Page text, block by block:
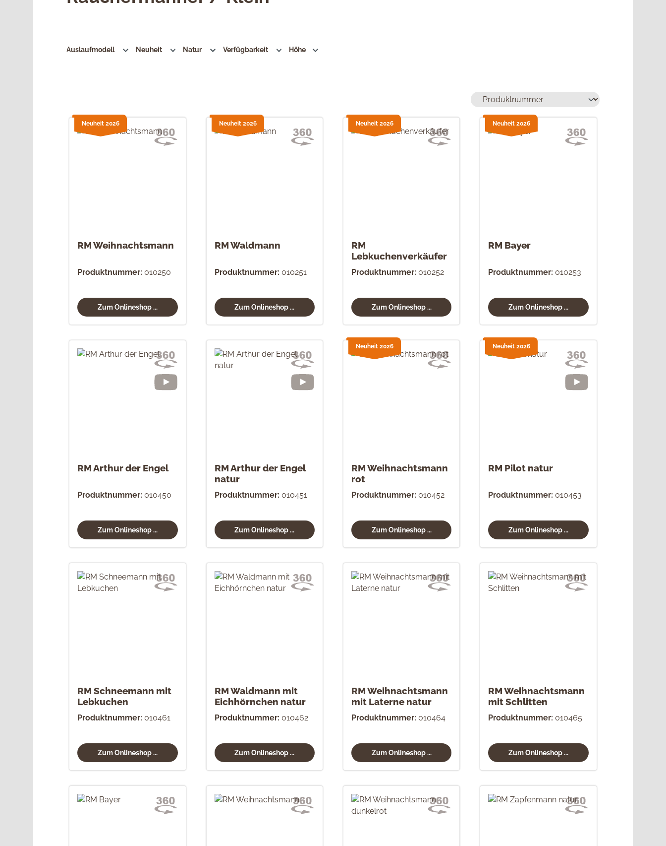
Auslaufmodell Neuheit Natur Verfügbarkeit Höhe
RM Weihnachtsmann
Produktnummer: 010250
Zum Onlineshop ...
Neuheit 2026
RM Waldmann
Produktnummer: 010251
Zum Onlineshop ...
Neuheit 2026
RM
Lebkuchenverkäufer
Produktnummer: 010252
Zum Onlineshop ...
Neuheit 2026
RM Bayer
Produktnummer: 010253
Zum Onlineshop ...
Neuheit 2026
RM Arthur der Engel
Produktnummer: 010450
Zum Onlineshop ...
RM Arthur der Engel
natur
Produktnummer: 010451
Zum Onlineshop ...
RM Weihnachtsmann
rot
Produktnummer: 010452
Zum Onlineshop ...
Neuheit 2026
RM Pilot natur
Produktnummer: 010453
Zum Onlineshop ...
Neuheit 2026
RM Schneemann mit
Lebkuchen
Produktnummer: 010461
Zum Onlineshop ...
RM Waldmann mit
Eichhörnchen natur
Produktnummer: 010462
Zum Onlineshop ...
RM Weihnachtsmann
mit Laterne natur
Produktnummer: 010464
Zum Onlineshop ...
RM Weihnachtsmann
mit Schlitten
Produktnummer: 010465
Zum Onlineshop ...